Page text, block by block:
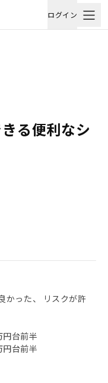
ログイン
る便利なシ
かった、 リスクが許
台前半
台前半